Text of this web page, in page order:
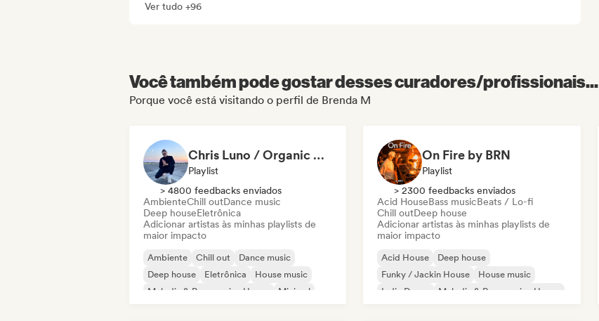
Ver tudo +96
Você também pode gostar desses curadores/profissionais...
Porque você está visitando o perfil de Brenda M
Chris Luno / Organic House
Playlist
> 4800 feedbacks enviados
AmbienteChill outDance music
Deep houseEletrônica
Adicionar artistas às minhas playlists de
maior impacto
Ambiente Chill out
Dance music
Deep house
Eletrônica
House music
Melodic & Progressive House
Minimal
On Fire by BRN
Playlist
> 2300 feedbacks enviados
Acid HouseBass musicBeats / Lo-fi
Chill outDeep house
Adicionar artistas às minhas playlists de
maior impacto
Acid House
Deep house
Funky / Jackin House
House music
Indie Dance
Melodic & Progressive House